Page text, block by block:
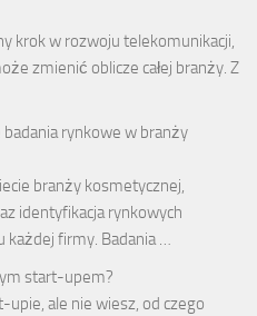
krok w rozwoju telekomunikacji,
zmienić oblicze całej branży. Z
rynkowe w branży
branży kosmetycznej,
identyfikacja rynkowych
każdej firmy. Badania …
start-upem?
upie, ale nie wiesz, od czego